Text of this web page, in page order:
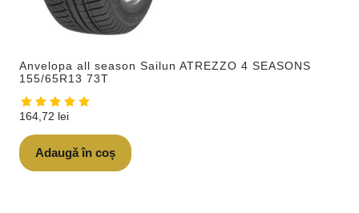
Anvelopa all season Sailun ATREZZO 4 SEASONS
155/65R13 73T
164,72 lei
Adaugă în coș